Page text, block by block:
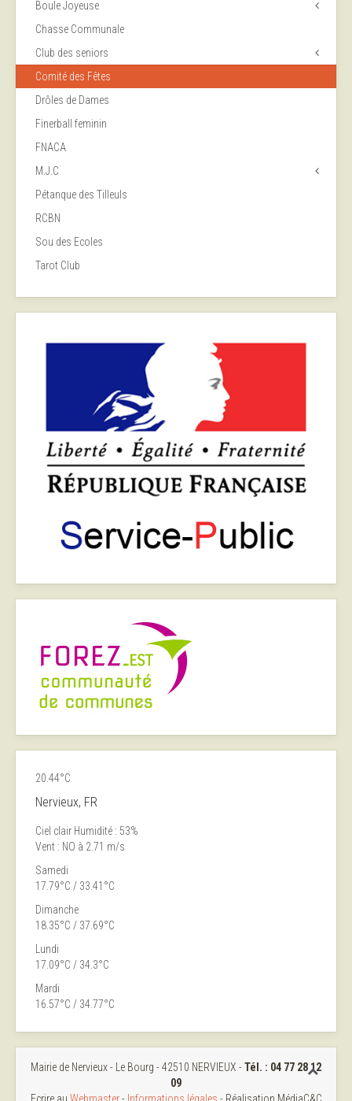
Boule Joyeuse
Chasse Communale
Club des seniors
Comité des Fêtes
Drôles de Dames
Finerball feminin
FNACA
M.J.C
Pétanque des Tilleuls
RCBN
Sou des Ecoles
Tarot Club
20.44°C
Nervieux, FR
Ciel clair Humidité : 53%
Vent : NO à 2.71 m/s
Samedi
17.79°C / 33.41°C
Dimanche
18.35°C / 37.69°C
Lundi
17.09°C / 34.3°C
Mardi
16.57°C / 34.77°C
Mairie de Nervieux - Le Bourg - 42510 NERVIEUX -Tél. : 04 77 28 12
09